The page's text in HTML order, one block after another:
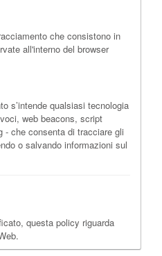
che consistono in
all'interno del browser
s’intende qualsiasi tecnologia
web beacons, script
- che consenta di tracciare gli
o salvando informazioni sul
questa policy riguarda